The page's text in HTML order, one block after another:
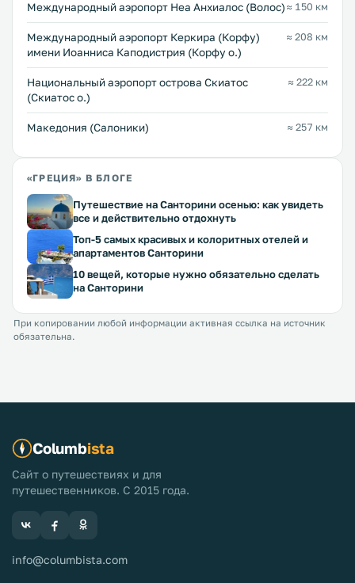
Международный аэропорт Неа Анхиалос (Волос) ≈ 150 км
Международный аэропорт Керкира (Корфу)
имени Иоанниса Каподистрия (Корфу о.)
≈ 208 км
Национальный аэропорт острова Скиатос
(Скиатос о.)
≈ 222 км
Македония (Салоники) ≈ 257 км
«ГРЕЦИЯ» В БЛОГЕ
Путешествие на Санторини осенью: как увидеть
все и действительно отдохнуть
Топ-5 самых красивых и колоритных отелей и
апартаментов Санторини
10 вещей, которые нужно обязательно сделать
на Санторини
При копировании любой информации активная ссылка на источник
обязательна.
Columbista
Сайт о путешествиях и для
путешественников. С 2015 года.
info@columbista.com